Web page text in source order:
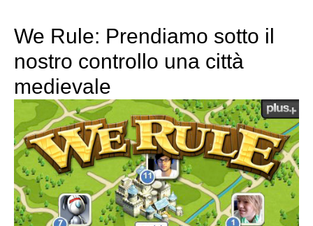
We Rule: Prendiamo sotto il
nostro controllo una città
medievale